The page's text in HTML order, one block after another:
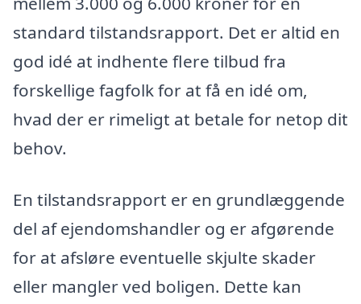
standard tilstandsrapport. Det er altid en
god idé at indhente flere tilbud fra
forskellige fagfolk for at få en idé om,
hvad der er rimeligt at betale for netop dit
behov.
En tilstandsrapport er en grundlæggende
del af ejendomshandler og er afgørende
for at afsløre eventuelle skjulte skader
eller mangler ved boligen. Dette kan